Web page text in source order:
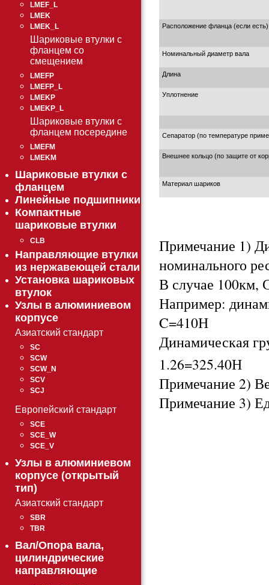
Расположение фланца (если есть)
Номинальный диаметр вала
Длина
Уплотнение
Сепаратор (по температуре
Внешнее кольцо (по защите от
Материал шариков
Примечание 1)
номинального
В случае 100км,
Например:
C=410Н
Динамическая
1.26=325.40Н
Примечание 2)
Примечание 3)
LMEF_L
LMEK
LMEK_L
Шариковые втулки с
фланцем со
смещением
LMEFP
LMEFP_L
LMEKP
LMEKP_L
Шариковые втулки с
фланцем посередине
LMEFM
LMEKM
Шариковые втулки с
фланцем
Линейные подшипники
Компактные
шариковые втулки
CLB
Направляющие втулки
из нержавеющей стали
Установка шариковых
втулок
Узлы в алюминиевом
корпусе
Азиатский стандарт
SC
SCW
SCW_N
SCV
SCJ
Европейский стандарт
SCE
SCE_W
SCE_V
Узлы в алюминиевом
корпусе (открытый
тип)
Азиатский стандарт
SBR
TBR
Вал/Опора вала,
цилиндрические
направляющие